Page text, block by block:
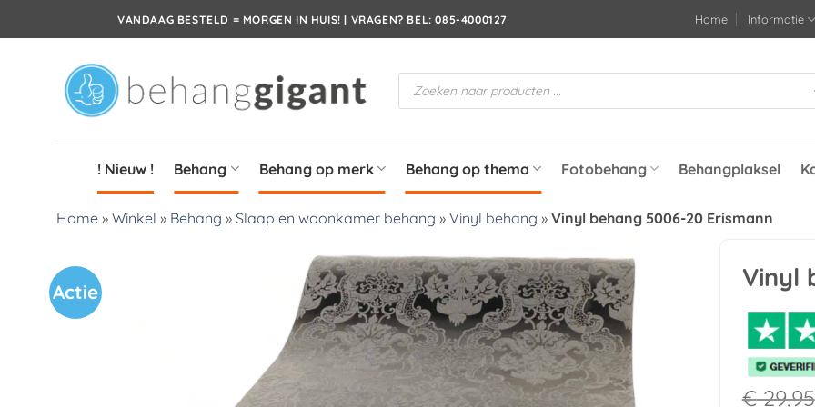
VANDAAG BESTELD = MORGEN IN HUIS! | VRAGEN? BEL: 085-4000127 Home Informatie
Producten
zoeken
! Nieuw ! Behang Behang op merk Behang op thema Fotobehang Behangplaksel
Home » Winkel » Behang » Slaap en woonkamer behang » Vinyl behang » Vinyl behang 5006-20 Erismann
Actie
Toevoegen
verlanglijst
Vinyl
€29,95